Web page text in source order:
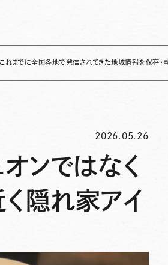
各地で発信されてきた地域情報を保存・整理し、継続的
2026.05.26
オンではなく
隠れ家アイ